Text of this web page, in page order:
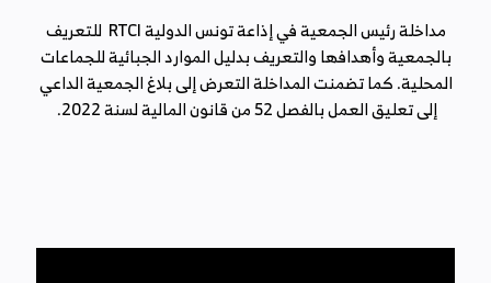
مداخلة‭ ‬رئيس‭ ‬الجمعية‭ ‬ فيإذاعة‭ ‬تونس‭ ‬الدولية ‭ ‬ RTCI
‬المحلية.
‬إلى‭ ‬تعليق‭ ‬العمل‭ ‬بالفصل 52 من‭ ‬قانون‭ ‬المالية‭ ‬لسنة ‭ .2022